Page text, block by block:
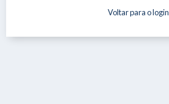
Voltar para o login